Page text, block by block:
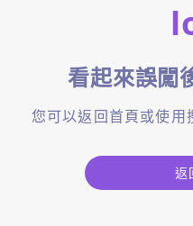
看起來誤闖
您可以返回首頁或使用
返